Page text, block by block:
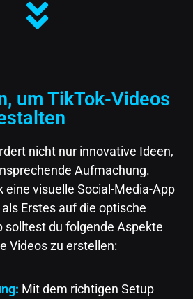
um TikTok-Videos
nicht nur innovative Ideen,
Aufmachung.
eine visuelle Social-Media-App
Erstes auf die optische
solltest du folgende Aspekte
Videos zu erstellen:
Mit dem richtigen Setup